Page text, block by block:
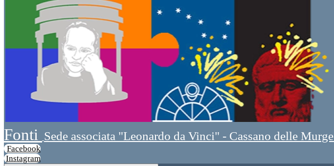
Fonti Sede associata "Leonardo da Vinci" - Cassano delle Murge
Facebook
Instagram